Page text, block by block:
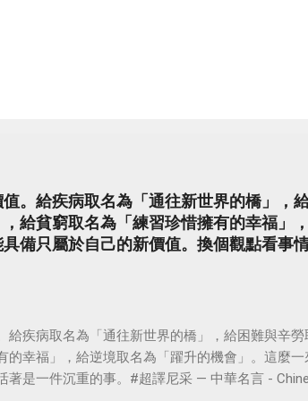
。給疾病取名為「通往新世界的橋」，
給貧窮取名為「練習珍惜擁有的幸福」
備只屬於自己的新價值。換個觀點看事
給疾病取名為「通往新世界的橋」，給困難與辛
的幸福」，給逆境取名為「躍升的機會」。這麼
著是一件沉重的事。#超譯尼采 — 中華名言 -